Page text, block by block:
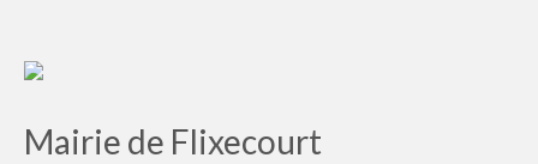
Mairie de Flixecourt